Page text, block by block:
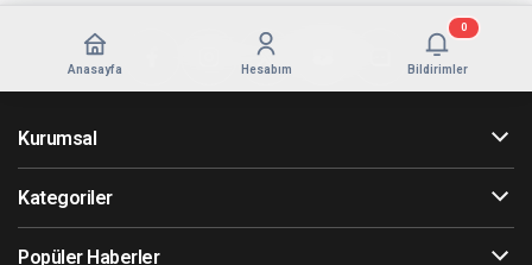
Anasayfa Hesabım Bildirimler
0
Kurumsal
Kategoriler
Popüler Haberler